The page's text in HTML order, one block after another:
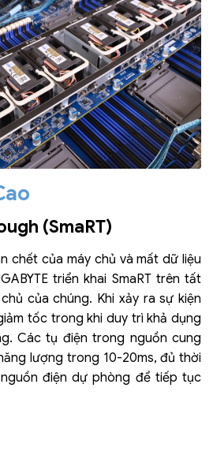
(SmaRT)
chết của máy chủ và mất dữ liệu
triển khai SmaRT trên tất
của chúng. Khi xảy ra sự kiện
tốc trong khi duy trì khả dụng
Các tụ điện trong nguồn cung
lượng trong 10-20ms, đủ thời
điện dự phòng để tiếp tục